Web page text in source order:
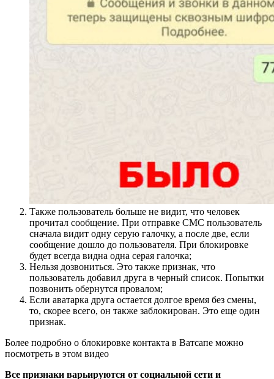
Также пользователь больше не видит, что человек
прочитал сообщение. При отправке СМС пользователь
сначала видит одну серую галочку, а после две, если
сообщение дошло до пользователя. При блокировке
будет всегда видна одна серая галочка;
Нельзя дозвониться. Это также признак, что
пользователь добавил друга в черный список. Попытки
позвонить обернутся провалом;
Если аватарка друга остается долгое время без смены,
то, скорее всего, он также заблокирован. Это еще один
признак.
Более подробно о блокировке контакта в Ватсапе можно
посмотреть в этом видео
Все признаки варьируются от социальной сети и